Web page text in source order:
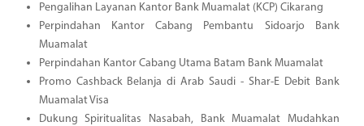
Pengalihan Layanan Kantor Bank Muamalat (KCP) Cikarang
Perpindahan Kantor Cabang Pembantu Sidoarjo Bank
Muamalat
Perpindahan Kantor Cabang Utama Batam Bank Muamalat
Promo Cashback Belanja di Arab Saudi - Shar-E Debit Bank
Muamalat Visa
Dukung Spiritualitas Nasabah, Bank Muamalat Mudahkan